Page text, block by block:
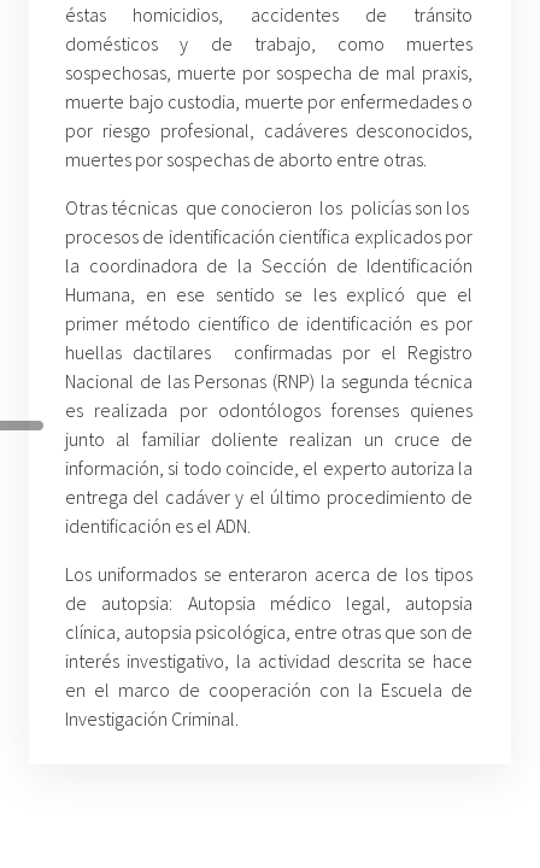
éstas homicidios, accidentes de tránsito
domésticos y de trabajo, como muertes
sospechosas, muerte por sospecha de mal praxis,
muerte bajo custodia, muerte por enfermedades o
por riesgo profesional, cadáveres desconocidos,
muertes por sospechas de aborto entre otras.
Otras técnicas que conocieron los policías son los
procesos de identificación científica explicados por
la coordinadora de la Sección de Identificación
Humana, en ese sentido se les explicó que el
primer método científico de identificación es por
huellas dactilares confirmadas por el Registro
Nacional de las Personas (RNP) la segunda técnica
es realizada por odontólogos forenses quienes
junto al familiar doliente realizan un cruce de
información, si todo coincide, el experto autoriza la
entrega del cadáver y el último procedimiento de
identificación es el ADN.
Los uniformados se enteraron acerca de los tipos
de autopsia: Autopsia médico legal, autopsia
clínica, autopsia psicológica, entre otras que son de
interés investigativo, la actividad descrita se hace
en el marco de cooperación con la Escuela de
Investigación Criminal.